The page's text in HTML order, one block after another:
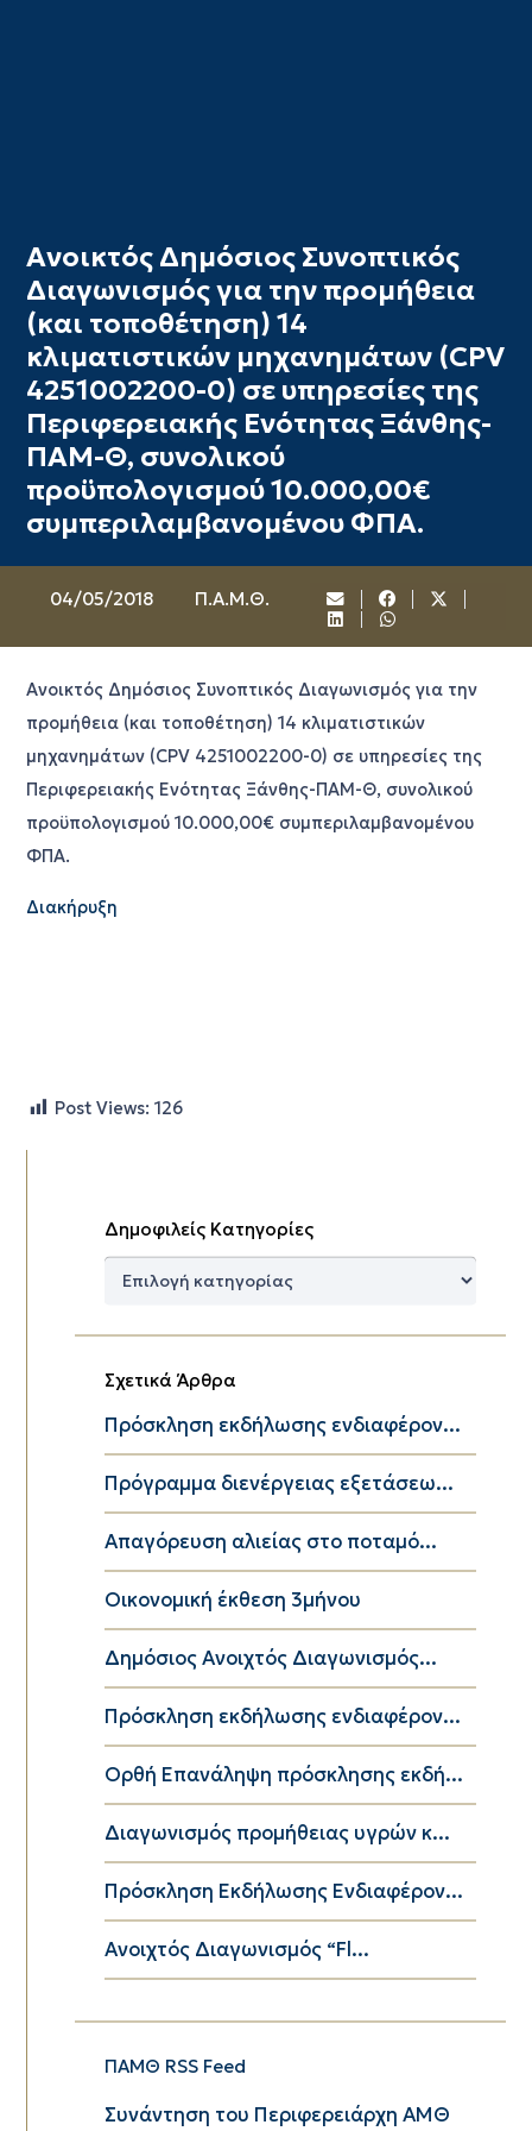
Ανοικτός Δημόσιος Συνοπτικός
Διαγωνισμός για την προμήθεια
(και τοποθέτηση) 14
κλιματιστικών μηχανημάτων (CPV
4251002200-0) σε υπηρεσίες της
Περιφερειακής Ενότητας Ξάνθης-
ΠΑΜ-Θ, συνολικού
προϋπολογισμού 10.000,00€
συμπεριλαμβανομένου ΦΠΑ.
04/05/2018 Π.Α.Μ.Θ.
Ανοικτός Δημόσιος Συνοπτικός Διαγωνισμός για την
προμήθεια (και τοποθέτηση) 14 κλιματιστικών
μηχανημάτων (CPV 4251002200-0) σε υπηρεσίες της
Περιφερειακής Ενότητας Ξάνθης-ΠΑΜ-Θ, συνολικού
προϋπολογισμού 10.000,00€ συμπεριλαμβανομένου
ΦΠΑ.
Διακήρυξη
Post Views: 126
Δημοφιλείς Κατηγορίες
Δημοφιλείς
Σχετικά Άρθρα
Πρόσκληση εκδήλωσης ενδιαφέρον...
Πρόγραμμα διενέργειας εξετάσεω...
Απαγόρευση αλιείας στο ποταμό...
Οικονομική έκθεση 3μήνου
Δημόσιος Ανοιχτός Διαγωνισμός...
Πρόσκληση εκδήλωσης ενδιαφέρον...
Ορθή Επανάληψη πρόσκλησης εκδή...
Διαγωνισμός προμήθειας υγρών κ...
Πρόσκληση Εκδήλωσης Ενδιαφέρον...
Ανοιχτός Διαγωνισμός “Fl...
ΠΑΜΘ RSS Feed
Συνάντηση του Περιφερειάρχη ΑΜΘ